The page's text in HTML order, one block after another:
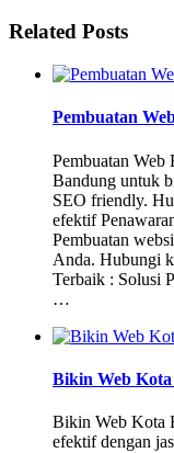
Related Posts
Pembuatan
Pembuatan Web
Bandung untuk
SEO friendly.
efektif
Pembuatan
Anda. Hubungi
Terbaik : Solusi
…
Bikin Web
Bikin Web Kota
efektif dengan